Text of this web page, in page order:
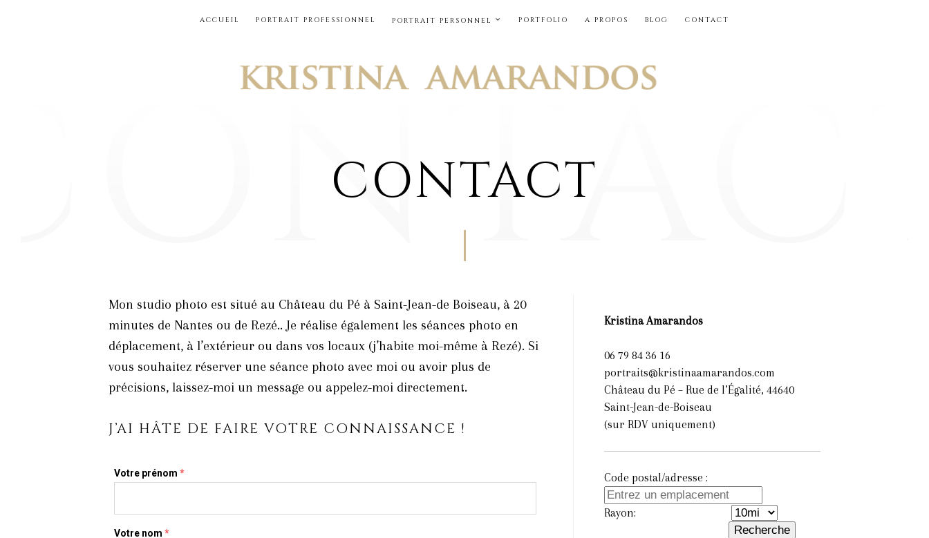
ACCUEIL PORTRAIT PROFESSIONNEL PORTRAIT PERSONNEL PORTFOLIO A PROPOS BLOG CONTACT
CONTACT
Mon studio photo est situé au Château du Pé à Saint-Jean-de Boiseau, à 20
minutes de Nantes ou de Rezé.. Je réalise également les séances photo en
déplacement, à l’extérieur ou dans vos locaux (j’habite moi-même à Rezé). Si
vous souhaitez réserver une séance photo avec moi ou avoir plus de
précisions, laissez-moi un message ou appelez-moi directement.
J’AI HÂTE DE FAIRE VOTRE CONNAISSANCE !
Kristina Amarandos
06 79 84 36 16
portraits@kristinaamarandos.com
Château du Pé – Rue de l’Égalité, 44640
Saint-Jean-de-Boiseau
(sur RDV uniquement)
Code postal/adresse :
Rayon: